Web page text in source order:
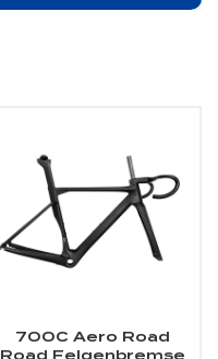
700C Aero Road
Road Felgenbremse